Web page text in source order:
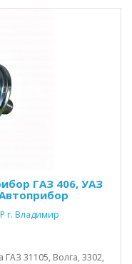
ГАЗ 406, УАЗ
Владимир
31105, Волга, 3302,